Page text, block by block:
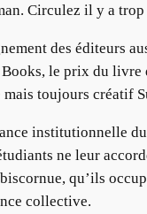
Circulez il y a trop
des éditeurs
Books, le prix du livre
mais toujours créatif
institutionnelle du
ne leur
qu’ils
collective.